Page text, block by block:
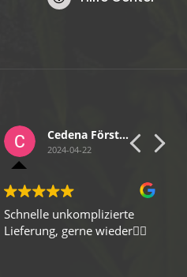
Cedena Förster
2024-04-22
Schnelle unkomplizierte
Lieferung, gerne wieder👍🏻